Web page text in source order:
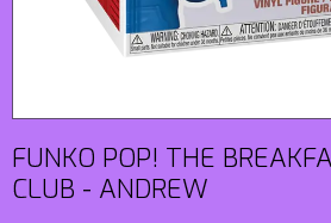
FUNKO POP! THE
CLUB - ANDREW